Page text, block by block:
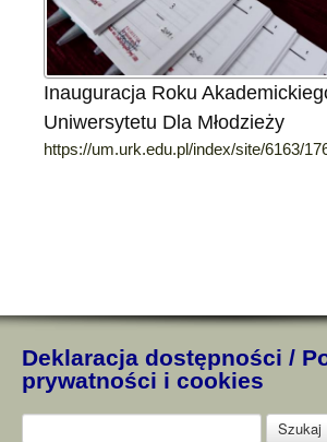
Inauguracja Roku
Uniwersytetu Dla Młodzieży
https://um.urk.edu.pl/index/site/6163/
Deklaracja dostępności /
prywatności i cookies